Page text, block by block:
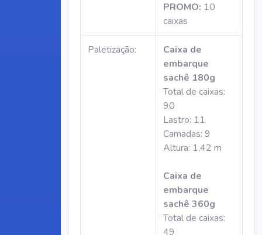
PROMO: 10
caixas
Paletização:
Caixa de
embarque
sachê 180g
Total de caixas:
90
Lastro: 11
Camadas: 9
Altura: 1,42 m
Caixa de
embarque
sachê 360g
Total de caixas:
49